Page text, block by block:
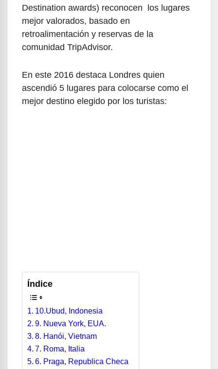
Destination awards) reconocen los lugares
mejor valorados, basado en
retroalimentación y reservas de la
comunidad TripAdvisor.
En este 2016 destaca Londres quien
ascendió 5 lugares para colocarse como el
mejor destino elegido por los turistas:
Índice
10.Ubud, Indonesia
9. Nueva York, EUA.
8. Hanói, Vietnam
7. Roma, Italia
6. Praga, Republica Checa